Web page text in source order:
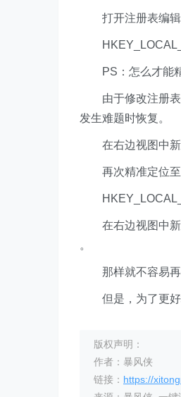
打开注册表编辑
PS：怎么才能精
由于修改注册表
发生难题时恢复。
在右边视图中新
再次精准定位至
在右边视图中新
。
那样就不容易再
但是，为了更好
版权声明：
作者：暴风侠
链接： https://